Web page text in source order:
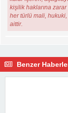
kişilik haklarına
her türlü mali,
aittir.
Benzer